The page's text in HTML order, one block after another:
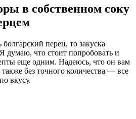
в собственном соку
перец, то закуска
думаю, что стоит попробовать и
еще одним. Надеюсь, что он вам
без точного количества — все
вкусу.